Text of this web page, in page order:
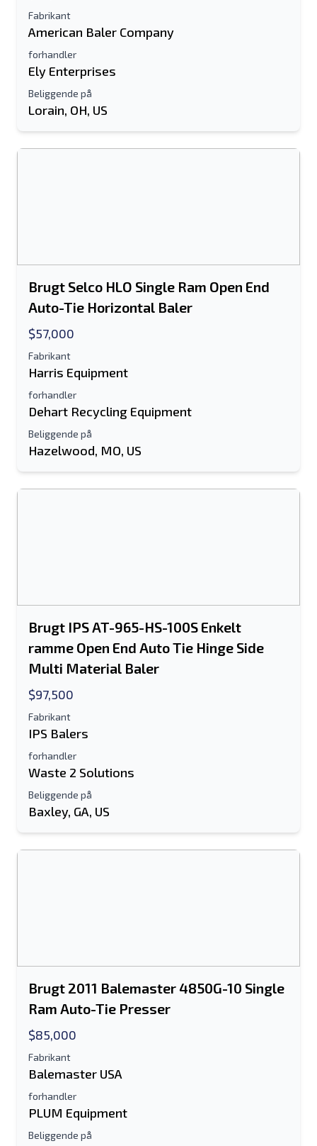
Send a Message
Fulde navn
Sende
Fabrikant
American Baler Company
forhandler
Ely Enterprises
Beliggende på
Lorain, OH, US
Brugt Selco HLO Single Ram Open End
Auto-Tie Horizontal Baler
$57,000
Fabrikant
Harris Equipment
forhandler
Dehart Recycling Equipment
Beliggende på
Hazelwood, MO, US
Brugt IPS AT-965-HS-100S Enkelt
ramme Open End Auto Tie Hinge Side
Multi Material Baler
$97,500
Fabrikant
IPS Balers
forhandler
Waste 2 Solutions
Beliggende på
Baxley, GA, US
Brugt 2011 Balemaster 4850G-10 Single
Ram Auto-Tie Presser
$85,000
Fabrikant
Balemaster USA
forhandler
PLUM Equipment
Beliggende på
Send fortegnelse til e-mail
Tekstoversigt til mobilenhed